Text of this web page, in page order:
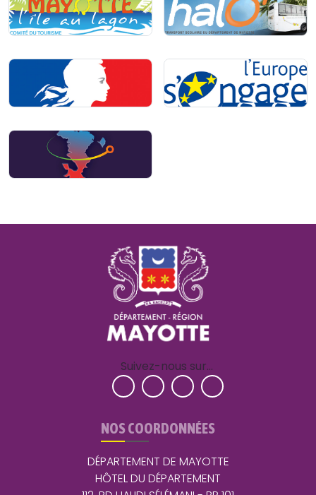
Suivez-nous sur…
NOS COORDONNÉES
DÉPARTEMENT DE MAYOTTE
HÔTEL DU DÉPARTEMENT